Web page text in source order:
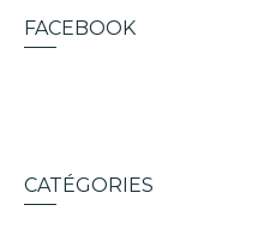
FACEBOOK
CATÉGORIES